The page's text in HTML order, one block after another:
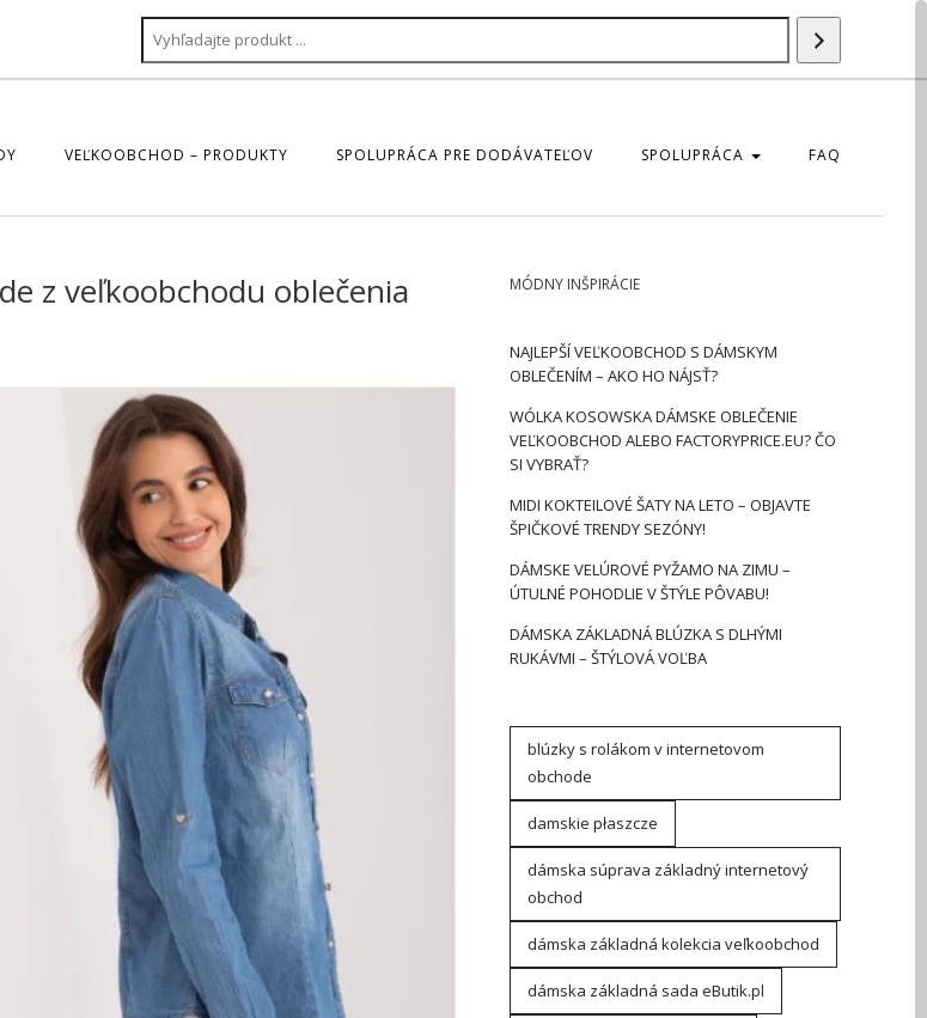
produktu
VEĽKOOBCHOD – PRODUKTY SPOLUPRÁCA PRE DODÁVATEĽOV SPOLUPRÁCA FAQ
z veľkoobchodu oblečenia MÓDNY INŠPIRÁCIE
NAJLEPŠÍ VEĽKOOBCHOD S DÁMSKYM
OBLEČENÍM – AKO HO NÁJSŤ?
WÓLKA KOSOWSKA DÁMSKE OBLEČENIE
VEĽKOOBCHOD ALEBO FACTORYPRICE.EU? ČO
SI VYBRAŤ?
MIDI KOKTEILOVÉ ŠATY NA LETO – OBJAVTE
ŠPIČKOVÉ TRENDY SEZÓNY!
DÁMSKE VELÚROVÉ PYŽAMO NA ZIMU –
ÚTULNÉ POHODLIE V ŠTÝLE PÔVABU!
DÁMSKA ZÁKLADNÁ BLÚZKA S DLHÝMI
RUKÁVMI – ŠTÝLOVÁ VOĽBA
blúzky s rolákom v internetovom
obchode
damskie płaszcze
dámska súprava základný internetový
obchod
dámska základná kolekcia veľkoobchod
dámska základná sada eButik.pl